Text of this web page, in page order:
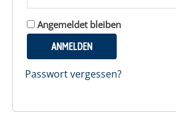
Ange­mel­det bleiben
ANMELDEN
Pass­wort vergessen?